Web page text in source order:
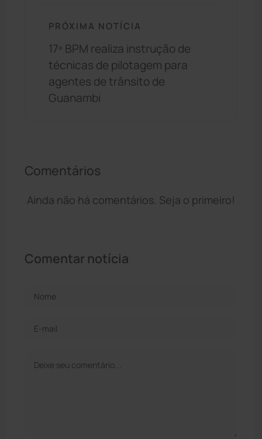
PRÓXIMA NOTÍCIA
17º BPM realiza instrução de
técnicas de pilotagem para
agentes de trânsito de
Guanambi
Comentários
Ainda não há comentários. Seja o primeiro!
Comentar notícia